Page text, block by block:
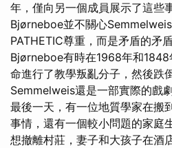
年，僅向另一個成員展示了這些
Bjørneboe並不關心
PATHETIC尊重，而是矛盾的矛
Bjørneboe有時在1968年和
命進行了教學叛亂分子，然後跌
Semmelweis還是一部實際的戲
最後一天，有一位地質學家在搬
事情，還有一個較小問題的家庭
想撤離村莊，妻子和大孩子在酒